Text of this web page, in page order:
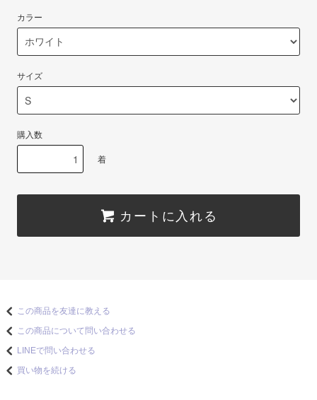
カラー
サイズ
購入数
着
カートに入れる
この商品を友達に教える
この商品について問い合わせる
LINEで問い合わせる
買い物を続ける